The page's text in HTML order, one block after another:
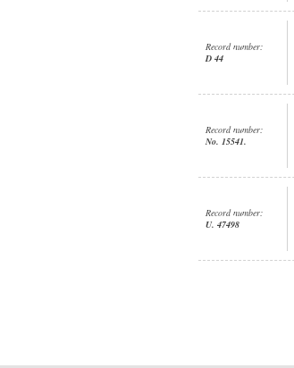
Record number:
D 44
Record number:
No. 15541.
Record number:
U. 47498